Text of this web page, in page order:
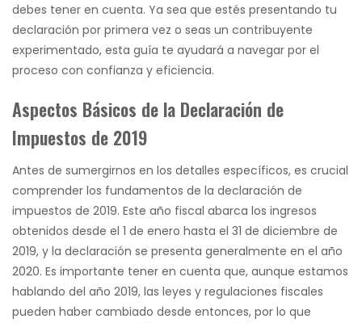
debes tener en cuenta. Ya sea que estés presentando tu
declaración por primera vez o seas un contribuyente
experimentado, esta guía te ayudará a navegar por el
proceso con confianza y eficiencia.
Aspectos Básicos de la Declaración de
Impuestos de 2019
Antes de sumergirnos en los detalles específicos, es crucial
comprender los fundamentos de la declaración de
impuestos de 2019. Este año fiscal abarca los ingresos
obtenidos desde el 1 de enero hasta el 31 de diciembre de
2019, y la declaración se presenta generalmente en el año
2020. Es importante tener en cuenta que, aunque estamos
hablando del año 2019, las leyes y regulaciones fiscales
pueden haber cambiado desde entonces, por lo que